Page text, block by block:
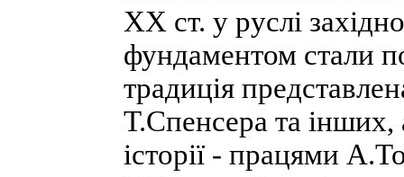
XX ст. у руслі
фундаментом стали
традиція
Т.Спенсера та інших,
історії - працями